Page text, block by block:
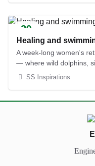
29
AUG
Healing and
A week-long women's
— where wild dolphins,
SS Inspirations